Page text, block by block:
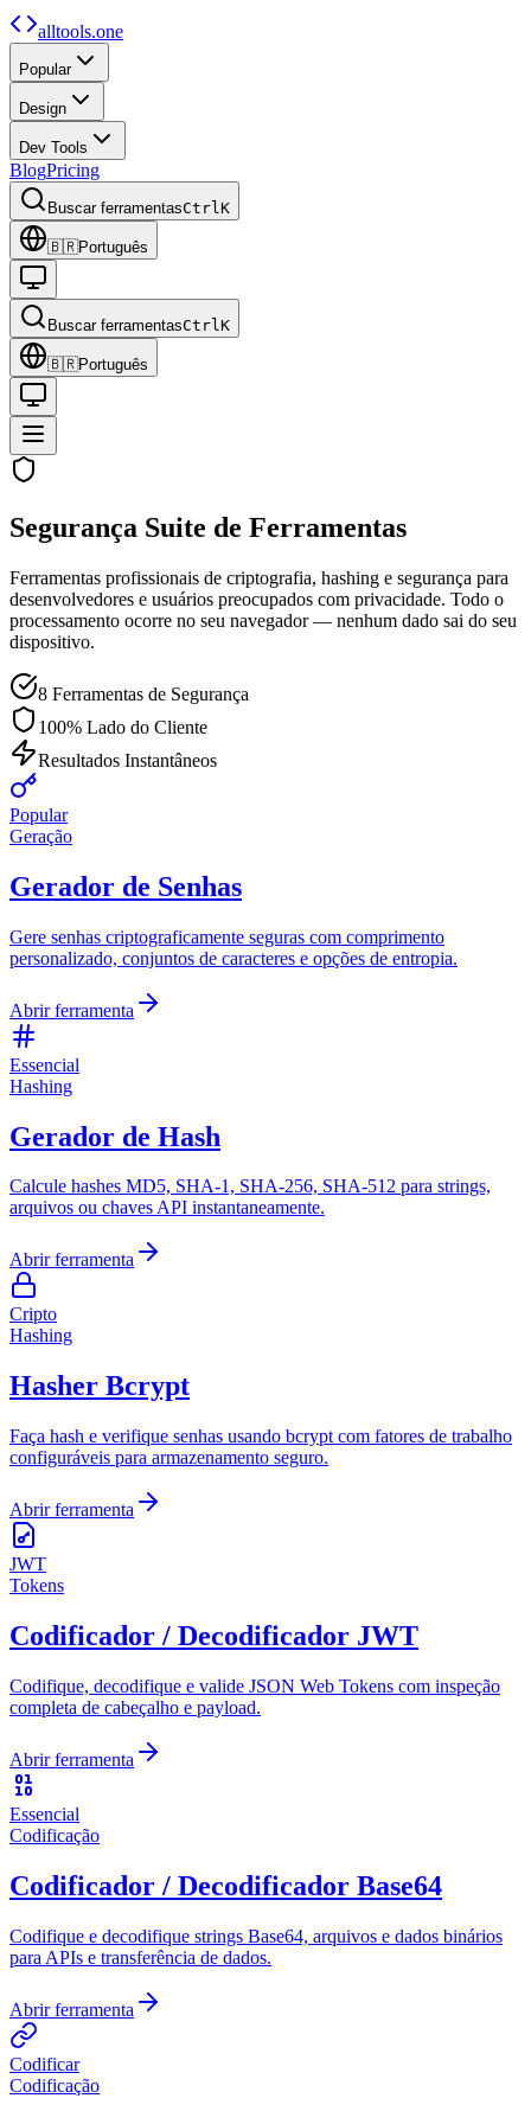
alltools.one
Popular
Design
Dev Tools
BlogPricing
Buscar ferramentasCtrlK
🇧🇷Português
Buscar ferramentasCtrlK
🇧🇷Português
Segurança Suite de Ferramentas
Ferramentas profissionais de criptografia, hashing e segurança para
desenvolvedores e usuários preocupados com privacidade. Todo o
processamento ocorre no seu navegador — nenhum dado sai do seu
dispositivo.
8 Ferramentas de Segurança
100% Lado do Cliente
Resultados Instantâneos
Popular
Geração
Gerador de Senhas
Gere senhas criptograficamente seguras com comprimento
personalizado, conjuntos de caracteres e opções de entropia.
Abrir ferramenta
Essencial
Hashing
Gerador de Hash
Calcule hashes MD5, SHA-1, SHA-256, SHA-512 para strings,
arquivos ou chaves API instantaneamente.
Abrir ferramenta
Cripto
Hashing
Hasher Bcrypt
Faça hash e verifique senhas usando bcrypt com fatores de trabalho
configuráveis para armazenamento seguro.
Abrir ferramenta
JWT
Tokens
Codificador / Decodificador JWT
Codifique, decodifique e valide JSON Web Tokens com inspeção
completa de cabeçalho e payload.
Abrir ferramenta
Essencial
Codificação
Codificador / Decodificador Base64
Codifique e decodifique strings Base64, arquivos e dados binários
para APIs e transferência de dados.
Abrir ferramenta
Codificar
Codificação